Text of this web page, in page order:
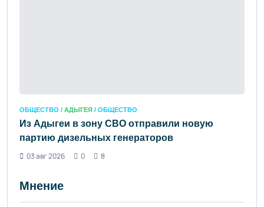
ОБЩЕСТВО / АДЫГЕЯ / ОБЩЕСТВО
Из Адыгеи в зону СВО отправили новую
партию дизельных генераторов
03 авг 2026
0 8
Мнение